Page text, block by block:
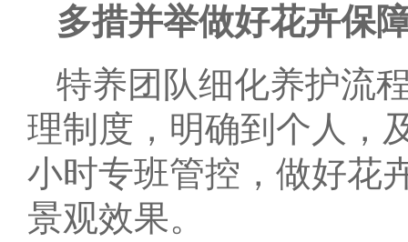
多措并举做好花卉保
特养团队细化养护流
理制度，明确到个人，
小时专班管控，做好花
景观效果。